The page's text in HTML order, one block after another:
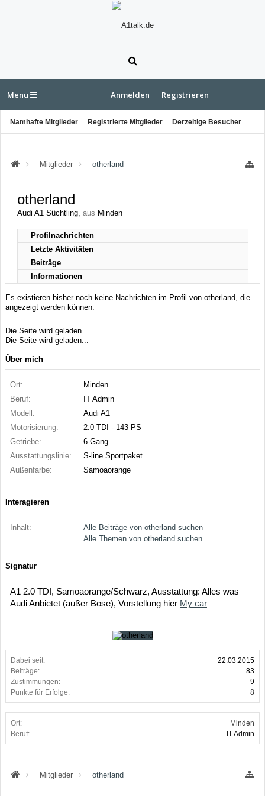
Menu
Namhafte Mitglieder Registrierte Mitglieder Derzeitige Besucher
Anmelden Registrieren
Mitglieder otherland
Dabei seit:
22.03.2015
Beiträge:
83
Zustimmungen:
9
Punkte für Erfolge:
8
Ort:
Minden
Beruf:
IT Admin
otherland
Audi A1 Süchtling, aus Minden
Profilnachrichten
Letzte Aktivitäten
Beiträge
Informationen
Es existieren bisher noch keine Nachrichten im Profil von otherland, die
angezeigt werden können.
Die Seite wird geladen...
Die Seite wird geladen...
Über mich
Ort:
Minden
Beruf:
IT Admin
Modell:
Audi A1
Motorisierung:
2.0 TDI - 143 PS
Getriebe:
6-Gang
Ausstattungslinie:
S-line Sportpaket
Außenfarbe:
Samoaorange
Interagieren
Inhalt:
Alle Beiträge von otherland suchen
Alle Themen von otherland suchen
Signatur
A1 2.0 TDI, Samoaorange/Schwarz, Ausstattung: Alles was
Audi Anbietet (außer Bose), Vorstellung hier My car
Mitglieder otherland